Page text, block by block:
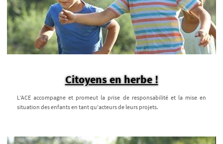
Citoyens en herbe !
L’ACE accompagne et promeut la prise de responsabilité et la mise en
situation des enfants en tant qu'acteurs de leurs projets.